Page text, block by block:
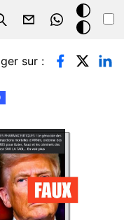
Search
Mode
sombre
sur :